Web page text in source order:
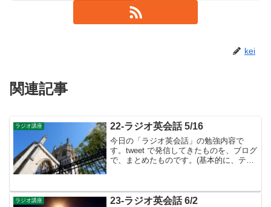
kei
関連記事
ラジオ講座 22-ラジオ英会話 5/16
今日の「ラジオ英会話」の勉強内容で
す。tweet で発信してきたものを、ブログ
で、まとめたものです。(基本的に、テキ
み「日本語を経...
ラジオ講座 23-ラジオ英会話 6/2